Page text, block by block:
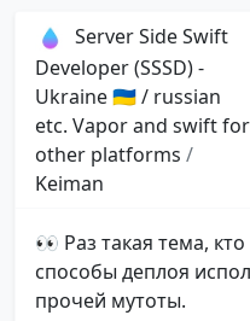
Server Side Swift
Developer (SSSD) -
Ukraine 🇺🇦 / russian
etc. Vapor and swift for
other platforms /
Keiman
👀 Раз такая тема,
способы деплоя
прочей мутоты.